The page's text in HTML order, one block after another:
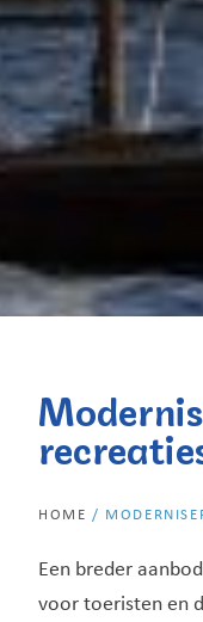
HOME /
Een breder
voor toeristen en